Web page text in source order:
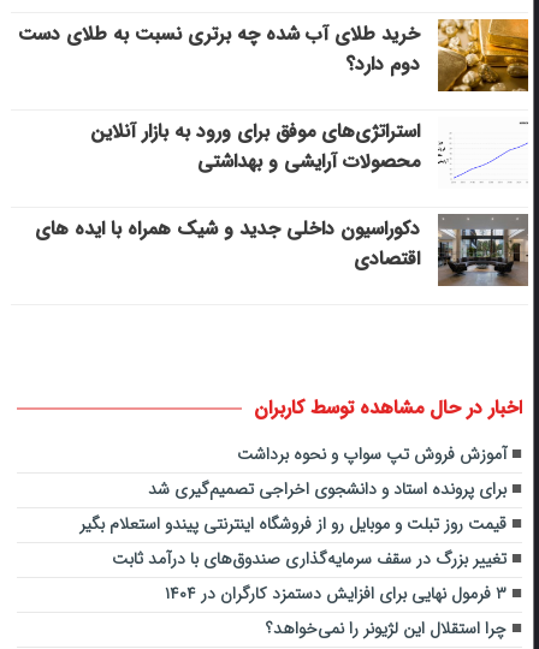
خرید طلای آب شده چه برتری نسبت به طلای دست
دوم دارد؟
استراتژی‌های موفق برای ورود به بازار آنلاین
محصولات آرایشی و بهداشتی
دکوراسیون داخلی جدید و شیک همراه با ایده های
اقتصادی
اخبار در حال مشاهده توسط کاربران
آموزش فروش تپ سواپ و نحوه برداشت
برای پرونده استاد و دانشجوی اخراجی تصمیم‌گیری شد
قیمت روز تبلت و موبایل رو از فروشگاه اینترنتی پیندو استعلام بگیر
تغییر بزرگ در سقف سرمایه‌گذاری صندوق‌های با درآمد ثابت
۳ فرمول نهایی برای افزایش دستمزد کارگران در ۱۴۰۴
چرا استقلال این لژیونر را نمی‌خواهد؟